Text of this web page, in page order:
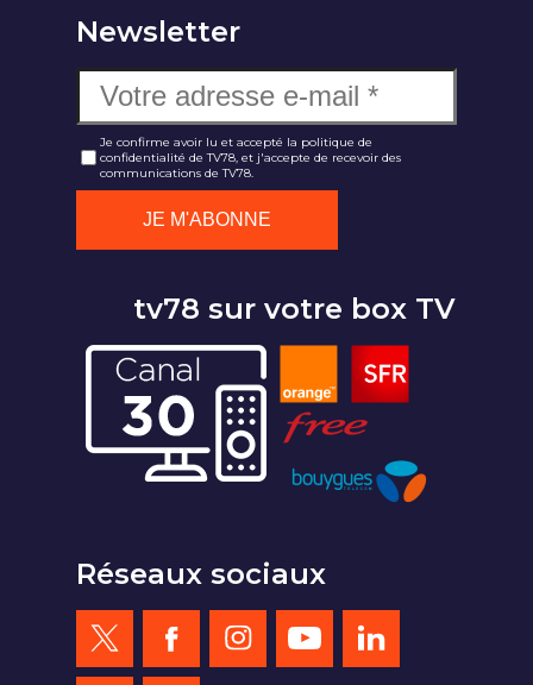
Newsletter
Je confirme avoir lu et accepté la politique de
confidentialité de TV78, et j'accepte de recevoir des
communications de TV78.
tv78 sur votre box TV
Réseaux sociaux